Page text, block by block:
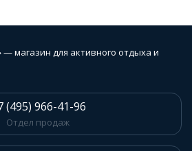
магазин для активного отдыха и
(495) 966-41-96
Отдел продаж